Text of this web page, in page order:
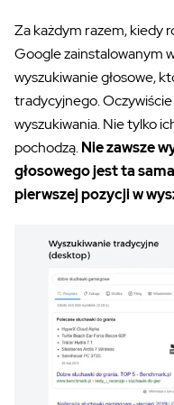
Za każdym razem, kiedy
Google zainstalowanym
wyszukiwanie głosowe,
tradycyjnego.
wyszukiwania. Nie tylko
pochodzą.Nie zawsze
głosowego jest ta
pierwszej pozycji w